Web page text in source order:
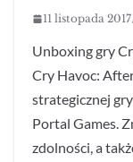
11 listopada 2017
Unboxing gry
Cry Havoc:
strategicznej
Portal Games.
zdolności, a